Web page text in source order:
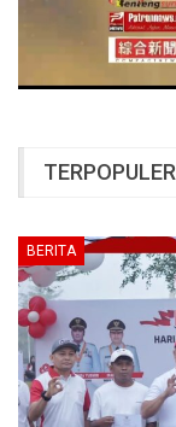
TERPOPULER
BERITA